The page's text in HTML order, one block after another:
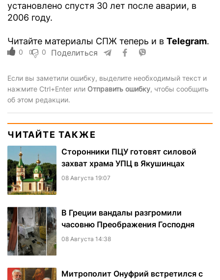
установлено спустя 30 лет после аварии, в
2006 году.
Читайте материалы СПЖ теперь и в Telegram.
0 0 Поделиться
Если вы заметили ошибку, выделите необходимый текст и
нажмите Ctrl+Enter или Отправить ошибку, чтобы сообщить
об этом редакции.
ЧИТАЙТЕ ТАКЖЕ
Сторонники ПЦУ готовят силовой
захват храма УПЦ в Якушинцах
08 Августа 19:07
В Греции вандалы разгромили
часовню Преображения Господня
08 Августа 14:38
Митрополит Онуфрий встретился с